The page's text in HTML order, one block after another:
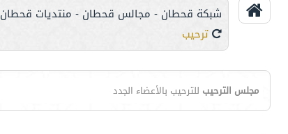
شبكة قحطان - مجالس قحطان - منتديات قحطان
ترحيب
مجلس الترحيب للترحيب بالأعضاء الجدد